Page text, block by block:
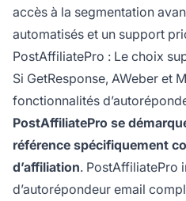
accès à la segmentation
automatisés et un support
PostAffiliatePro : Le choix
Si GetResponse, AWeber et
fonctionnalités
PostAffiliatePro se
référence spécifiquement
d’affiliation. PostAffiliatePro
d’autorépondeur email